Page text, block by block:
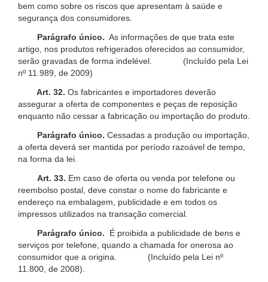
bem como sobre os riscos que apresentam à saúde e
segurança dos consumidores.
Parágrafo único. As informações de que trata este
artigo, nos produtos refrigerados oferecidos ao consumidor,
serão gravadas de forma indelével. (Incluído pela Lei
nº 11.989, de 2009)
Art. 32. Os fabricantes e importadores deverão
assegurar a oferta de componentes e peças de reposição
enquanto não cessar a fabricação ou importação do produto.
Parágrafo único. Cessadas a produção ou importação,
a oferta deverá ser mantida por período razoável de tempo,
na forma da lei.
Art. 33. Em caso de oferta ou venda por telefone ou
reembolso postal, deve constar o nome do fabricante e
endereço na embalagem, publicidade e em todos os
impressos utilizados na transação comercial.
Parágrafo único.
É proibida a publicidade de bens e
serviços por telefone, quando a chamada for onerosa ao
consumidor que a origina. (Incluído pela Lei nº
11.800, de 2008).